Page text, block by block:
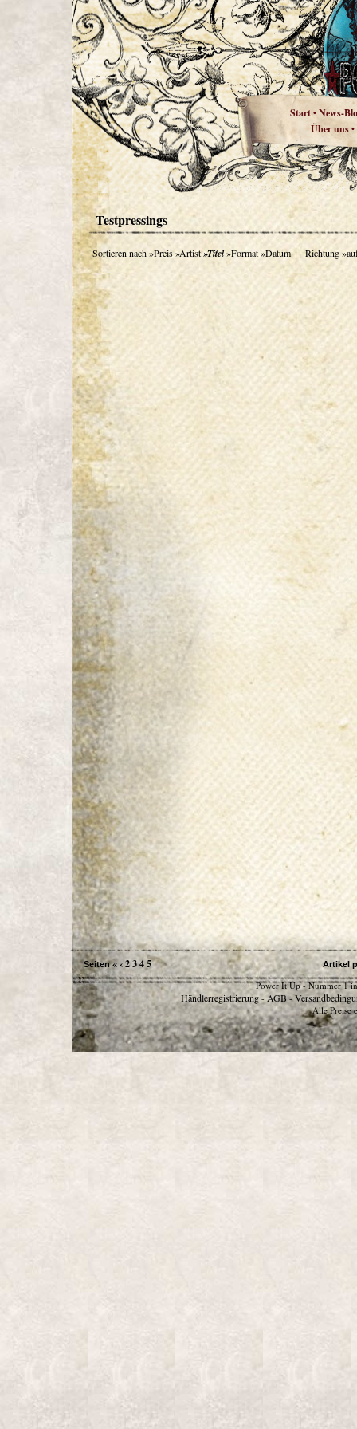
Start•News-
Über uns•
Testpressings
Sortieren nach»Preis»Artist»Titel»Format»Datum Richtung
Seiten «‹2345 Artikel
Power It Up - Nummer 1
Händlerregistrierung - AGB -
Alle Preise